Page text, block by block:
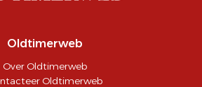
Oldtimerweb
Over Oldtimerweb
Oldtimerweb